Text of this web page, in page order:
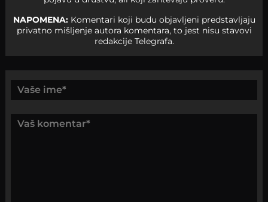
NAPOMENA:Komentari koji budu objavljeni predstavljaju
privatno mišljenje autora komentara, to jest nisu stavovi
redakcije Telegrafa.